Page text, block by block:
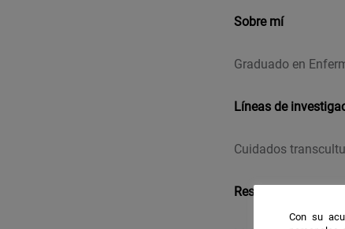
Sobre mí
Graduado en
Líneas de
Cuidados
Resultados
Con su